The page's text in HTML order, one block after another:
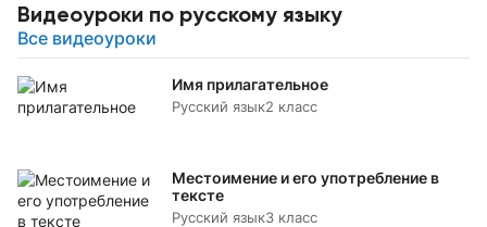
Видеоуроки по русскому языку
Все видеоуроки
Имя прилагательное
Русский язык2 класс
Местоимение и его употребление в
тексте
Русский язык3 класс